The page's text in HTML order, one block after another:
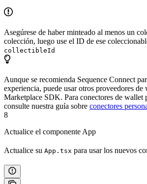
Asegúrese de haber minteado al menos un
colección, luego use el ID de ese
collectibleId
Aunque se recomienda Sequence Connect
experiencia, puede usar otros proveedores de
Marketplace SDK. Para conectores de wallet
consulte nuestra guía sobre conectores
8
Actualice el componente App
Actualice su App.tsx para usar los nuevos